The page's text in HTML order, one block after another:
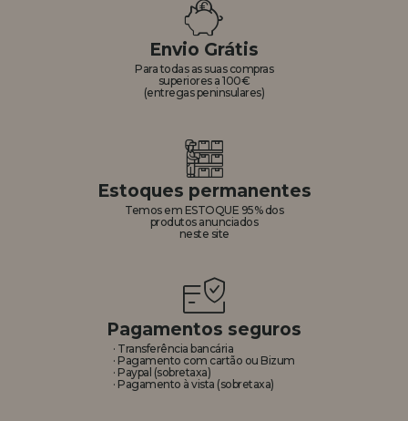
Envio Grátis
Para todas as suas compras
superiores a 100€
(entregas peninsulares)
Estoques permanentes
Temos em ESTOQUE 95% dos
produtos anunciados
neste site
Pagamentos seguros
· Transferência bancária
· Pagamento com cartão ou Bizum
· Paypal (sobretaxa)
· Pagamento à vista (sobretaxa)